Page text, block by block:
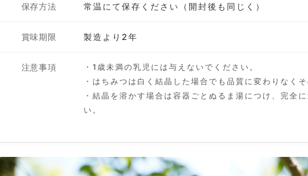
保存方法 常温にて保存ください（開封後も同じく）
賞味期限 製造より2年
注意事項
・1歳未満の乳児には与えないでください。
・はちみつは白く結晶した場合でも品質に変わりなく
・結晶を溶かす場合は容器ごとぬるま湯につけ、完全
い。